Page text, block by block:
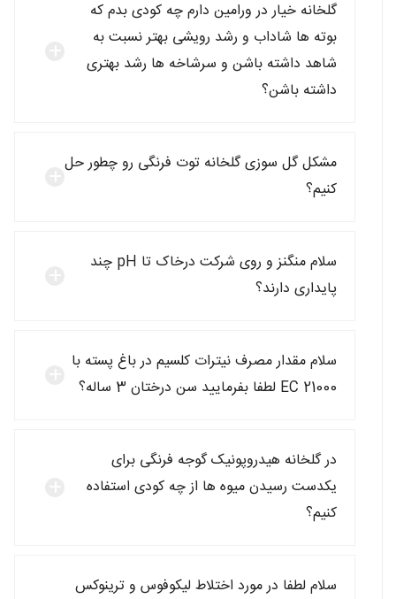
گلخانه خیار در ورامین دارم چه کودی بدم که
بوته ها شاداب و رشد رویشی بهتر نسبت به
شاهد داشته باشن و سرشاخه ها رشد بهتری
داشته باشن؟
مشکل گل سوزی گلخانه توت فرنگی رو چطور حل
کنیم؟
سلام منگنز و روی شرکت درخاک تا pH چند
پایداری دارند؟
سلام مقدار مصرف نيترات کلسیم در باغ پسته با
EC 21000 لطفا بفرمایید سن درختان 3 ساله؟
در گلخانه هیدروپونیک گوجه فرنگی برای
یکدست رسیدن میوه ها از چه کودی استفاده
کنیم؟
سلام لطفا در مورد اختلاط لیکوفوس و ترینوکس